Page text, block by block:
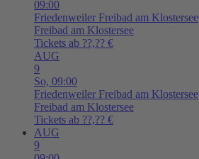
09:00
Friedenweiler Freibad am Klostersee
Freibad am Klostersee
Tickets ab ??,?? €
AUG
9
So, 09:00
Friedenweiler Freibad am Klostersee
Freibad am Klostersee
Tickets ab ??,?? €
AUG
9